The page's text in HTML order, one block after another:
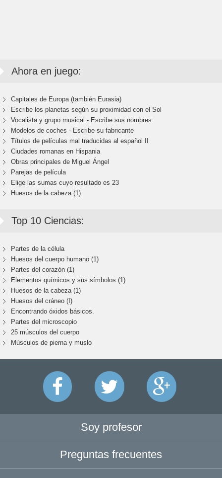
Ahora en juego:
Capitales de Europa (también Eurasia)
Escribe los planetas según su proximidad con el Sol
Vocalista y grupo musical - Escribe sus nombres
Modelos de coches - Escribe su fabricante
Títulos de películas mal traducidas al español II
Ciudades romanas en Hispania
Obras principales de Miguel Ángel
Parejas de película
Elige las sumas cuyo resultado es 23
Huesos de la cabeza (1)
Top 10 Ciencias:
Partes de la célula
Huesos del cuerpo humano (1)
Partes del corazón (1)
Elementos químicos y sus símbolos (1)
Huesos de la cabeza (1)
Huesos del cráneo (I)
Encontrando óxidos básicos.
Partes del microscopio
25 músculos del cuerpo
Músculos de pierna y muslo
Soy profesor
Preguntas frecuentes